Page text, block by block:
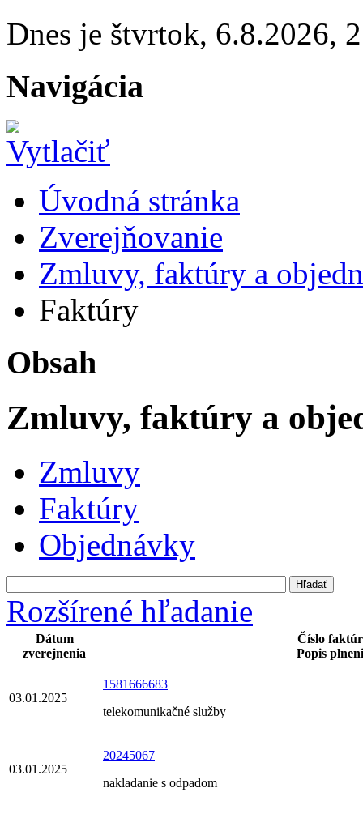
Dnes je štvrtok, 6.8.2026,
Navigácia
Úvodná stránka
Zverejňovanie
Zmluvy, faktúry a
Faktúry
Obsah
Zmluvy, faktúry a
Zmluvy
Faktúry
Objednávky
Rozšírené hľadanie
Dátum
zverejnenia
Číslo
Popis
03.01.2025
1581666683
telekomunikačné služby
03.01.2025
20245067
nakladanie s odpadom